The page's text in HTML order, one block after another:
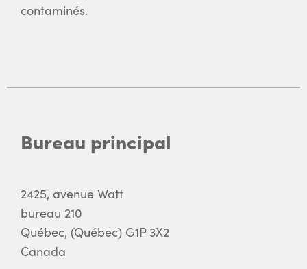
contaminés.
Bureau principal
2425, avenue Watt
bureau 210
Québec, (Québec) G1P 3X2
Canada